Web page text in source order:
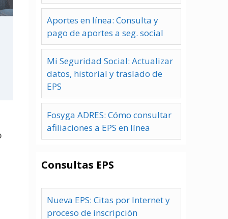
Aportes en línea: Consulta y
pago de aportes a seg. social
Mi Seguridad Social: Actualizar
datos, historial y traslado de
EPS
Fosyga ADRES: Cómo consultar
afiliaciones a EPS en línea
Consultas EPS
Nueva EPS: Citas por Internet y
proceso de inscripción